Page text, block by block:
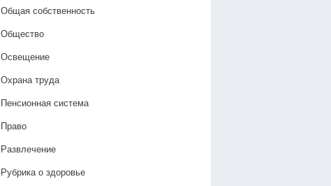
Общая собственность
Общество
Освещение
Охрана труда
Пенсионная система
Право
Развлечение
Рубрика о здоровье